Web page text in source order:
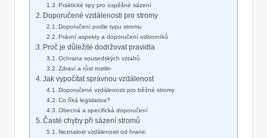
Praktické tipy pro úspěšné sázení
Doporučené vzdálenosti pro stromy
Doporučení podle typu stromu
Právní aspekty a doporučení odborníků
Proč je důležité dodržovat pravidla
Ochrana sousedských vztahů
Zdraví a růst rostlin
Jak vypočítat správnou vzdálenost
Doporučené vzdálenosti pro běžné stromy
Co říká legislativa?
Obecná a specifická doporučení
Časté chyby při sázení stromů
Neznalost vzdálenosti od hranic